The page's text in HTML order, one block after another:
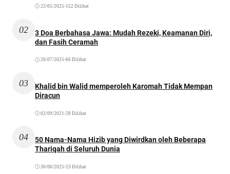
22/05/2025 •152 Dilihat
02
3 Doa Berbahasa Jawa: Mudah Rezeki, Keamanan Diri,
dan Fasih Ceramah
26/07/2025 •66 Dilihat
03
Khalid bin Walid memperoleh Karomah Tidak Mempan
Diracun
02/09/2021 •28 Dilihat
04
50 Nama-Nama Hizib yang Diwirdkan oleh Beberapa
Thariqah di Seluruh Dunia
30/06/2025 •23 Dilihat